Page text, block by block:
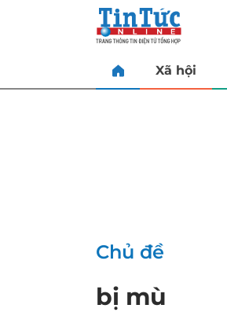
Xã hội
Chủ đề
bị mù